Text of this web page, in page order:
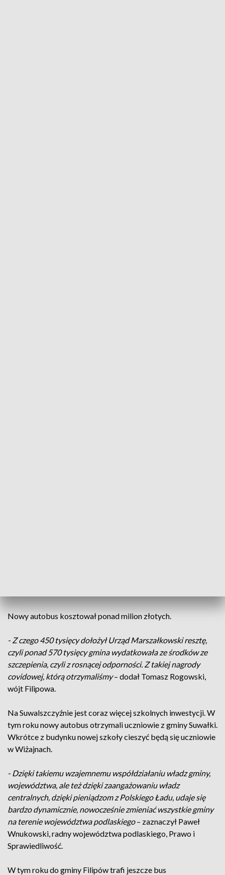
Nowy autobus kosztował ponad milion złotych.
- Z czego 450 tysięcy dołożył Urząd Marszałkowski resztę,
czyli ponad 570 tysięcy gmina wydatkowała ze środków ze
szczepienia, czyli z rosnącej odporności. Z takiej nagrody
covidowej, którą otrzymaliśmy– dodał Tomasz Rogowski,
wójt Filipowa.
Na Suwalszczyźnie jest coraz więcej szkolnych inwestycji. W
tym roku nowy autobus otrzymali uczniowie z gminy Suwałki.
Wkrótce z budynku nowej szkoły cieszyć będą się uczniowie
w Wiżajnach.
- Dzięki takiemu wzajemnemu współdziałaniu władz gminy,
województwa, ale też dzięki zaangażowaniu władz
centralnych, dzięki pieniądzom z Polskiego Ładu, udaje się
bardzo dynamicznie, nowocześnie zmieniać wszystkie gminy
na terenie województwa podlaskiego– zaznaczył Paweł
Wnukowski, radny województwa podlaskiego, Prawo i
Sprawiedliwość.
W tym roku do gminy Filipów trafi jeszcze bus